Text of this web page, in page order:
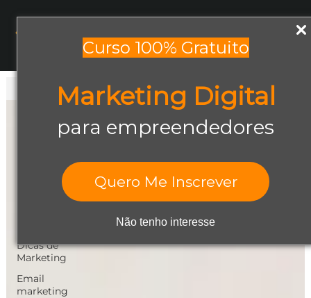
Curso 100% Gratuito
Marketing Digital
para empreendedores
Quero Me Inscrever
Não tenho interesse
Abrir negócio
Design Gráfico
Dicas de
Marketing
Email
marketing
Todos os posts